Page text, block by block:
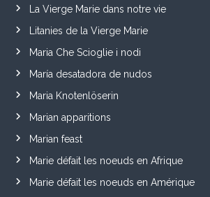
La Vierge Marie dans notre vie
Litanies de la Vierge Marie
Maria Che Scioglie i nodi
María desatadora de nudos
Maria Knotenlöserin
Marian apparitions
Marian feast
Marie défait les noeuds en Afrique
Marie défait les noeuds en Amérique